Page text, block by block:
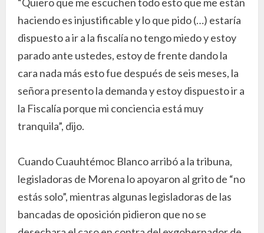
haciendo es injustificable y lo que pido (…) estaría
dispuesto a ir a la fiscalía no tengo miedo y estoy
parado ante ustedes, estoy de frente dando la
cara nada más esto fue después de seis meses, la
señora presento la demanda y estoy dispuesto ir a
la Fiscalía porque mi conciencia está muy
tranquila”, dijo.
Cuando Cuauhtémoc Blanco arribó a la tribuna,
legisladoras de Morena lo apoyaron al grito de “no
estás solo”, mientras algunas legisladoras de las
bancadas de oposición pidieron que no se